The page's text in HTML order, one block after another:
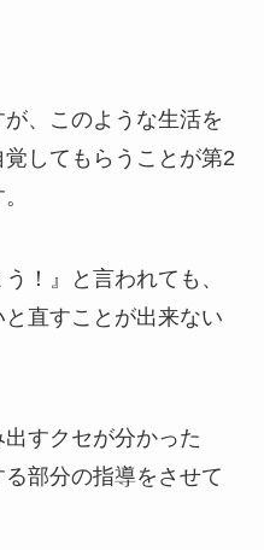
、このような生活を
してもらうことが第2
！』と言われても、
直すことが出来ない
すクセが分かった
部分の指導をさせて